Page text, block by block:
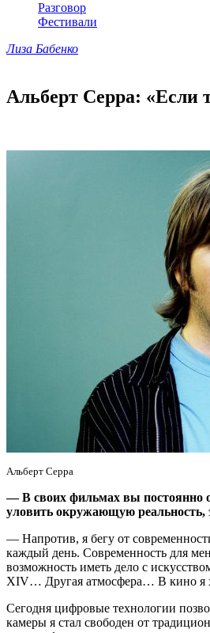
Разговор
Фестивали
Лиза Бабенко
Альберт Серра: «Если
Альберт Серра
— В своих фильмах вы постоянно
уловить окружающую реальность,
— Напротив, я бегу от
каждый день. Современность для
возможность иметь дело с
XIV… Другая атмосфера… В кино я
Сегодня цифровые технологии
камеры я стал свободен от